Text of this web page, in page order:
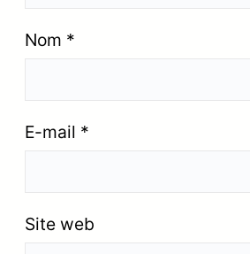
Nom *
E-mail *
Site web